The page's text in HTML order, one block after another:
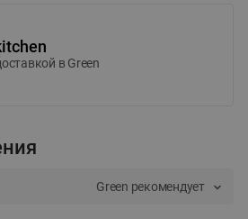
в Green
Green рекомендует